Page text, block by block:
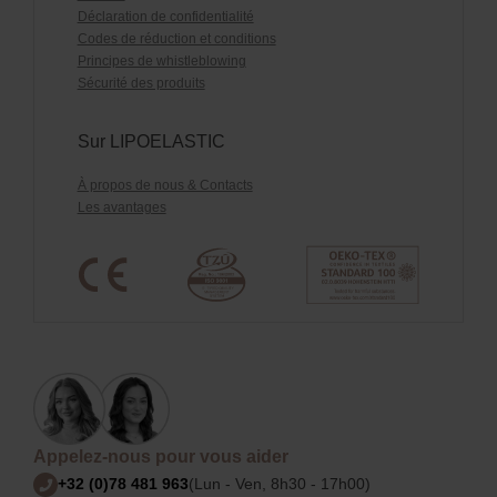
Déclaration de confidentialité
Codes de réduction et conditions
Principes de whistleblowing
Sécurité des produits
Sur LIPOELASTIC
À propos de nous & Contacts
Les avantages
Appelez-nous pour vous aider
+32 (0)78 481 963(Lun - Ven, 8h30 - 17h00)